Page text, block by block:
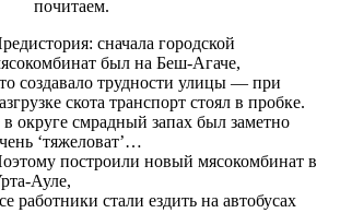
почитаем.
сначала городской
был на Беш-Агаче,
создавало трудности улицы — при
скота транспорт стоял в пробке.
в округе смрадный запах был заметно
‘тяжеловат’…
построили новый мясокомбинат в
Ауле,
работники стали ездить на автобусах